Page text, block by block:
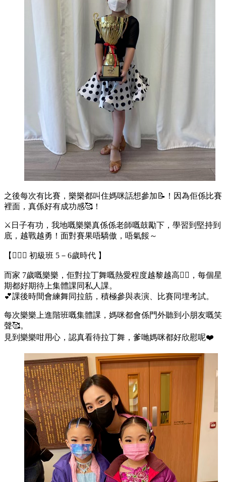
之後每次有比賽，樂樂都叫住媽咪話想參加📝！因為佢係比賽
裡面，真係好有成功感🥰！
⚔️日子有功，我地嘅樂樂真係係老師嘅鼓勵下，學習到堅持到
底，越戰越勇！面對賽果唔驕傲，唔氣餒～
【👯🏻‍♂️ 初級班 5－6歲時代 】
而家 7歲嘅樂樂，佢對拉丁舞嘅熱愛程度越黎越高❤️‍🔥，每個星
期都好期待上集體課同私人課。
💕課後時間會練舞同拉筋，積極參與表演、比賽同埋考試。
每次樂樂上進階班嘅集體課，媽咪都會係門外聽到小朋友嘅笑
聲🥰。
見到樂樂咁用心，認真看待拉丁舞，爹哋媽咪都好欣慰呢❤️